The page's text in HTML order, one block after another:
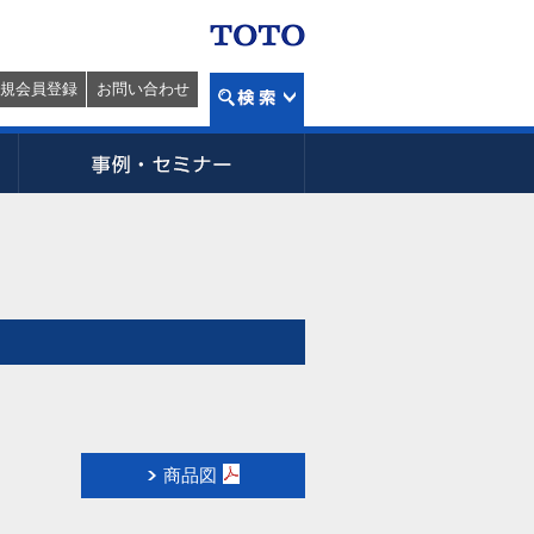
会員登録 お問い合わせ
商品図